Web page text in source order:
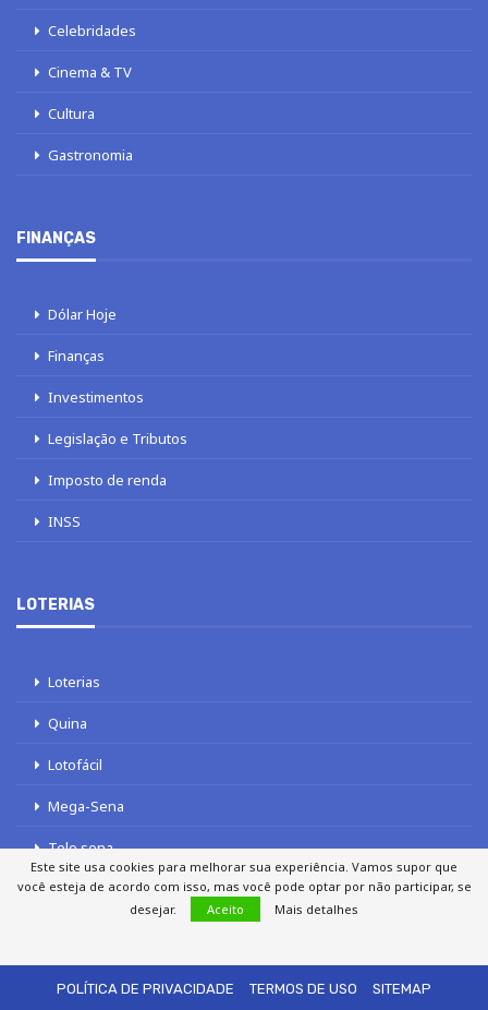
Celebridades
Cinema & TV
Cultura
Gastronomia
FINANÇAS
Dólar Hoje
Finanças
Investimentos
Legislação e Tributos
Imposto de renda
INSS
LOTERIAS
Loterias
Quina
Lotofácil
Mega-Sena
Tele sena
POLÍTICA DE PRIVACIDADE
TERMOS DE USO SITEMAP
Este site usa cookies para melhorar sua experiência. Vamos supor que
você esteja de acordo com isso, mas você pode optar por não participar, se
desejar.
Aceito Mais detalhes